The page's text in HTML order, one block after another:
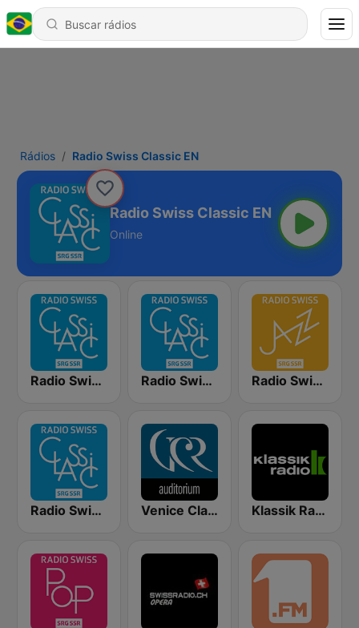
Rádios Radio Swiss Classic EN
Radio Swiss Classic EN
Online
Radio Swiss Classic FR Radio Swiss Classic DE Radio Swiss Jazz
Radio Swiss Classic IT Venice Classic Radio | VCR Auditorium Klassik Radio Schweiz